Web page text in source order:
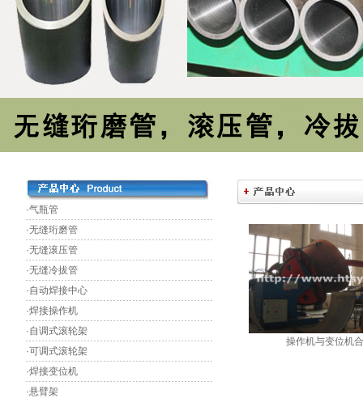
·气瓶管
·无缝珩磨管
·无缝滚压管
·无缝冷拔管
·自动焊接中心
·焊接操作机
·自调式滚轮架
·可调式滚轮架
·焊接变位机
·悬臂架
操作机与变位机